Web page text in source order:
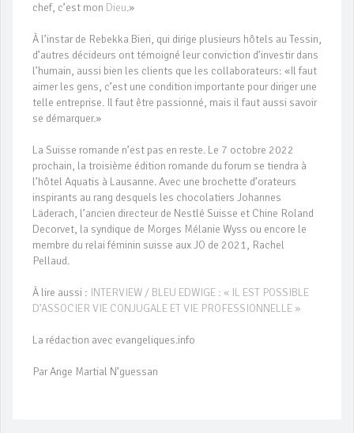
chef, c’est mon Dieu.»
À l’instar de Rebekka Bieri, qui dirige plusieurs hôtels au Tessin,
d’autres décideurs ont témoigné leur conviction d’investir dans
l’humain, aussi bien les clients que les collaborateurs: «Il faut
aimer les gens, c’est une condition importante pour diriger une
telle entreprise. Il faut être passionné, mais il faut aussi savoir
se démarquer.»
La Suisse romande n’est pas en reste. Le 7 octobre 2022
prochain, la troisième édition romande du forum se tiendra à
l’hôtel Aquatis à Lausanne. Avec une brochette d’orateurs
inspirants au rang desquels les chocolatiers Johannes
Läderach, l’ancien directeur de Nestlé Suisse et Chine Roland
Decorvet, la syndique de Morges Mélanie Wyss ou encore le
membre du relai féminin suisse aux JO de 2021, Rachel
Pellaud.
À lire aussi : INTERVIEW / BLEU EDWIGE : « IL EST POSSIBLE
D’ASSOCIER VIE CONJUGALE ET VIE PROFESSIONNELLE »
La rédaction avec evangeliques.info
Par Ange Martial N’guessan